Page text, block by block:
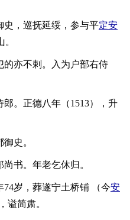
史，巡抚延绥，参与平定安
的亦不剌。入为户部右侍
。正德八年（1513），升
御史。
书。年老乞休归。
岁，葬遂宁土桥铺 （今安
谥简肃。